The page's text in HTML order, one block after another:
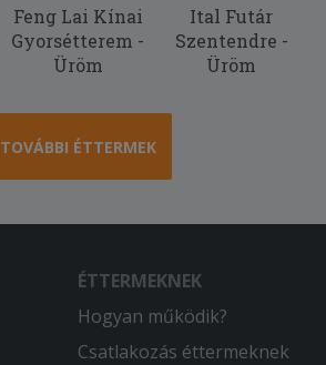
Feng Lai Kínai
Gyorsétterem -
Üröm
Ital Futár
Szentendre -
Üröm
TOVÁBBI ÉTTERMEK
ÉTTERMEKNEK
Hogyan működik?
Csatlakozás éttermeknek